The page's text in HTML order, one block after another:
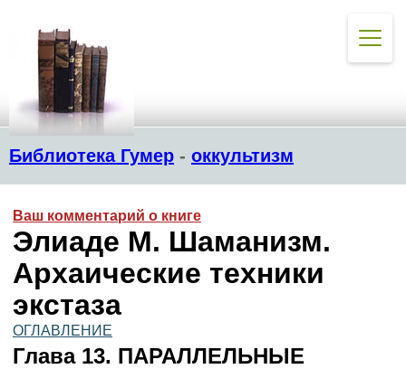
Библиотека Гумер - оккультизм
Ваш комментарий о книге
Элиаде М. Шаманизм.
Архаические техники
экстаза
ОГЛАВЛЕНИЕ
Глава 13. ПАРАЛЛЕЛЬНЫЕ